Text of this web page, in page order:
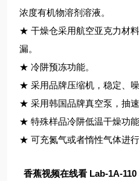
浓度有机物溶剂溶液。
★ 干燥仓采用航空亚克力材
漏。
★ 冷阱预冻功能。
★ 采用品牌压缩机，稳定、噪
★ 采用韩国品牌真空泵，抽速
★ 特殊样品冷阱低温干燥功能
★ 可充氮气或者惰性气体进行
香蕉视频在线看 Lab-1A-